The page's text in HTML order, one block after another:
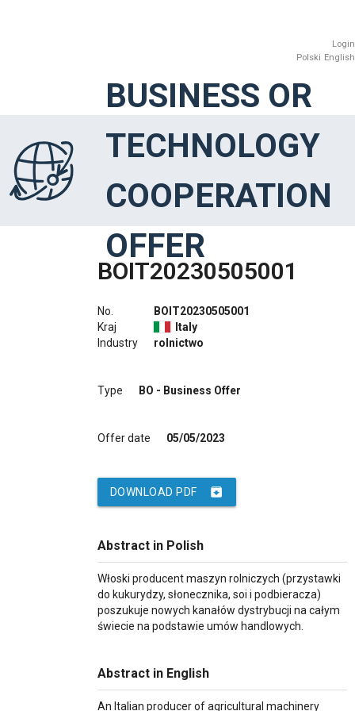
Login
Polski English
BUSINESS OR
TECHNOLOGY
COOPERATION
OFFER
BOIT20230505001
No.
Kraj
Industry
BOIT20230505001
Italy
rolnictwo
Type BO - Business Offer
Offer date 05/05/2023
archive
DOWNLOAD PDF
Abstract in Polish
Włoski producent maszyn rolniczych (przystawki
do kukurydzy, słonecznika, soi i podbieracza)
poszukuje nowych kanałów dystrybucji na całym
świecie na podstawie umów handlowych.
Abstract in English
An Italian producer of agricultural machinery